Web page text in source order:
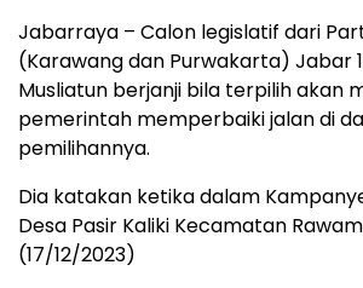
Jabarraya – Calon legislatif dari
(Karawang dan Purwakarta) Jabar
Musliatun berjanji bila terpilih akan
pemerintah memperbaiki jalan di
pemilihannya.
Dia katakan ketika dalam
Desa Pasir Kaliki Kecamatan
(17/12/2023)